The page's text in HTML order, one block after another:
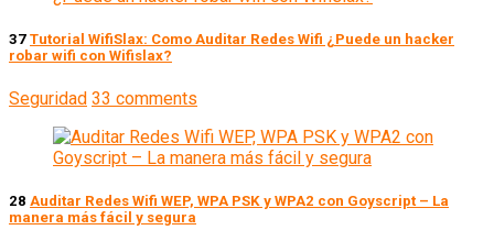
37 Tutorial WifiSlax: Como Auditar Redes Wifi ¿Puede un hacker
robar wifi con Wifislax?
Seguridad 33 comments
28 Auditar Redes Wifi WEP, WPA PSK y WPA2 con Goyscript – La
manera más fácil y segura